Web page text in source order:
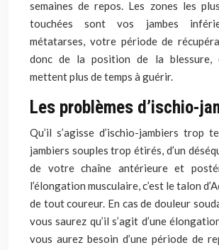
semaines de repos. Les zones les
touchées sont vos jambes
métatarses, votre période de
donc de la position de la blessure,
mettent plus de temps à guérir.
Les problèmes d’ischio-
Qu’il s’agisse d’ischio-jambiers trop
jambiers souples trop étirés, d’un
de votre chaîne antérieure et
l’élongation musculaire, c’est le talon
de tout coureur. En cas de douleur
vous saurez qu’il s’agit d’une
vous aurez besoin d’une période de